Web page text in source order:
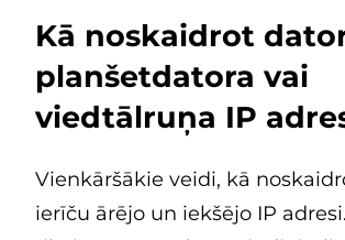
Kā noskaidrot
planšetdatora vai
viedtālruņa IP
Vienkāršākie veidi, kā
ierīču ārējo un iekšējo IP